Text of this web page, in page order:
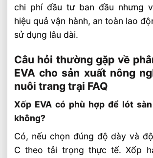
chi phí đầu tư ban đầu nhưng
hiệu quả vận hành, an toàn lao
sử dụng lâu dài.
Câu hỏi thường gặp về
EVA cho sản xuất nông
nuôi trang trại FAQ
Xốp EVA có phù hợp để lót
không?
Có, nếu chọn đúng độ dày và
C theo tải trọng thực tế. Xốp